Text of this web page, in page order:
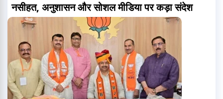
नसीहत, अनुशासन और सोशल मीडिया पर कड़ा संदेश